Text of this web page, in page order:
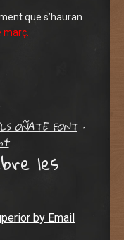
que s’hauran
març.
OÑATE FONT •
les
by Email